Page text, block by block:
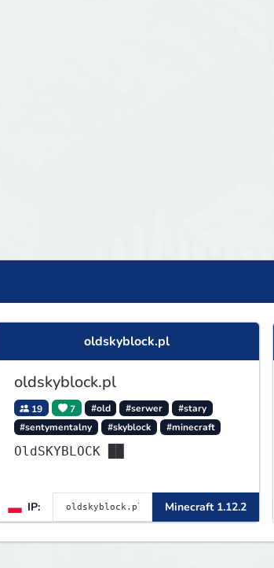
oldskyblock.pl
oldskyblock.pl
19 7 #old #serwer
#stary
#sentymentalny
#skyblock #minecraft
OldSKYBLOCK ██
IP: Minecraft 1.12.2